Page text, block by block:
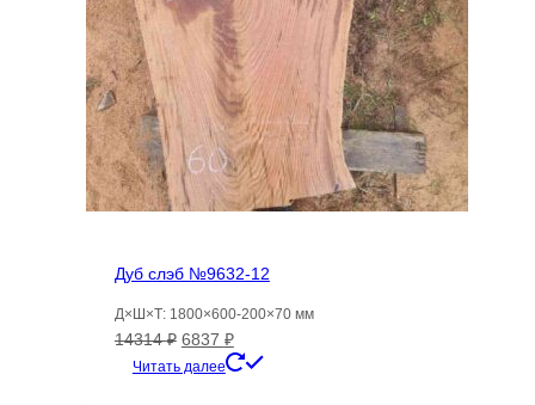
Дуб слэб №9632-12
Д×Ш×Т: 1800×600-200×70 мм
14314₽ Первоначальная
цена
6837 ₽Текущая
цена:
Читать далее